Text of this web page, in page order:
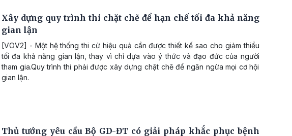
Xây dựng quy trình thi chặt chẽ để hạn chế tối đa khả năng
gian lận
[VOV2] - Một hệ thống thi cử hiệu quả cần được thiết kế sao cho giảm thiểu
tối đa khả năng gian lận, thay vì chỉ dựa vào ý thức và đạo đức của người
tham gia.Quy trình thi phải được xây dựng chặt chẽ để ngăn ngừa mọi cơ hội
gian lận.
Thủ tướng yêu cầu Bộ GD-ĐT có giải pháp khắc phục bệnh